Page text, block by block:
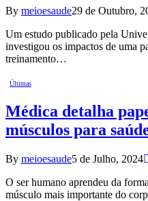
By meioesaude29 de Outubro,
Um estudo publicado pela
investigou os impactos de uma
treinamento…
Últimas
Médica detalha
músculos para
By meioesaude5 de Julho, 2024
O ser humano aprendeu da
músculo mais importante do